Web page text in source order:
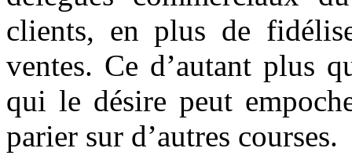
clients, en plus de
ventes. Ce d’autant plus
qui le désire peut
parier sur d’autres courses.